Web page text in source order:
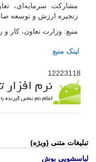
مشارکت سرمایه‌ای،
زنجیره ارزش و توسعه
منبع: وزارت تعاون، کار و
لینک منبع
12223118
تبلیغات متنی (ویژه)
لباسشویی بوش